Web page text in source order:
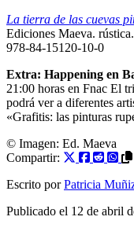
La tierra de las cuevas
Ediciones Maeva.
978-84-15120-10-0
Extra: Happening en
21:00 horas en Fnac El
podrá ver a diferentes
«Grafitis: las pinturas
© Imagen: Ed. Maeva
Compartir:
Escrito por Patricia
Publicado el 12 de abril